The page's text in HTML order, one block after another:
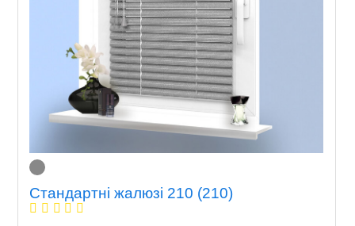
Стандартні жалюзі 210 (210)